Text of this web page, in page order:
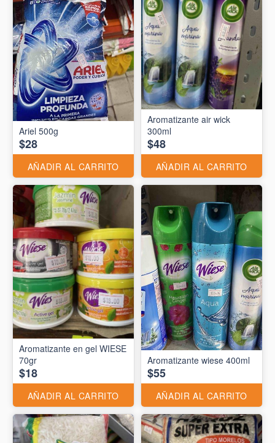
Ariel 500g
$28
AÑADIR AL CARRITO
Aromatizante air wick
300ml
$48
AÑADIR AL CARRITO
Aromatizante en gel WIESE
70gr
$18
AÑADIR AL CARRITO
Aromatizante wiese 400ml
$55
AÑADIR AL CARRITO